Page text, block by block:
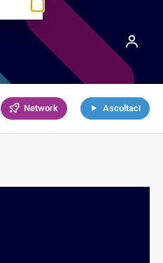
Network Ascoltaci